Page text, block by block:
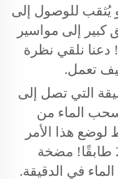
يُثقب للوصول إلى
كبير إلى مواسير
دعنا نلقي نظرة
التي تصل إلى
سحب الماء من
فقط لوضع هذا الأمر
في سياق... هذا أعلى من مبنى يتكون من 20 طابقًا! مضخة
إرسال 20 جالونًا من الماء في الدقيقة.